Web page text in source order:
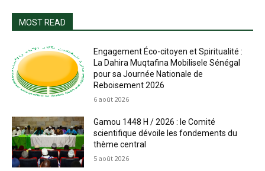
MOST READ
Engagement Éco-citoyen et Spiritualité :
La Dahira Muqtafina Mobilisele Sénégal
pour sa Journée Nationale de
Reboisement 2026
6 août 2026
Gamou 1448 H / 2026 : le Comité
scientifique dévoile les fondements du
thème central
5 août 2026